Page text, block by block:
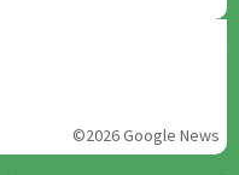
©2026 Google News